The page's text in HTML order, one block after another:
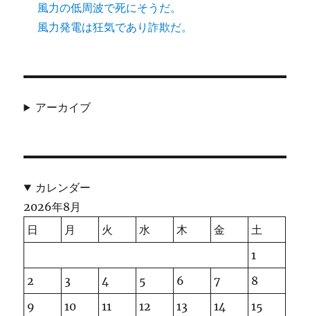
風力の低周波で死にそうだ。
風力発電は狂気であり詐欺だ。
アーカイブ
カレンダー
2026年8月
日
月 火 水 木 金
土
1
2
3 4 5 6 7
8
9
10 11 12 13 14
15